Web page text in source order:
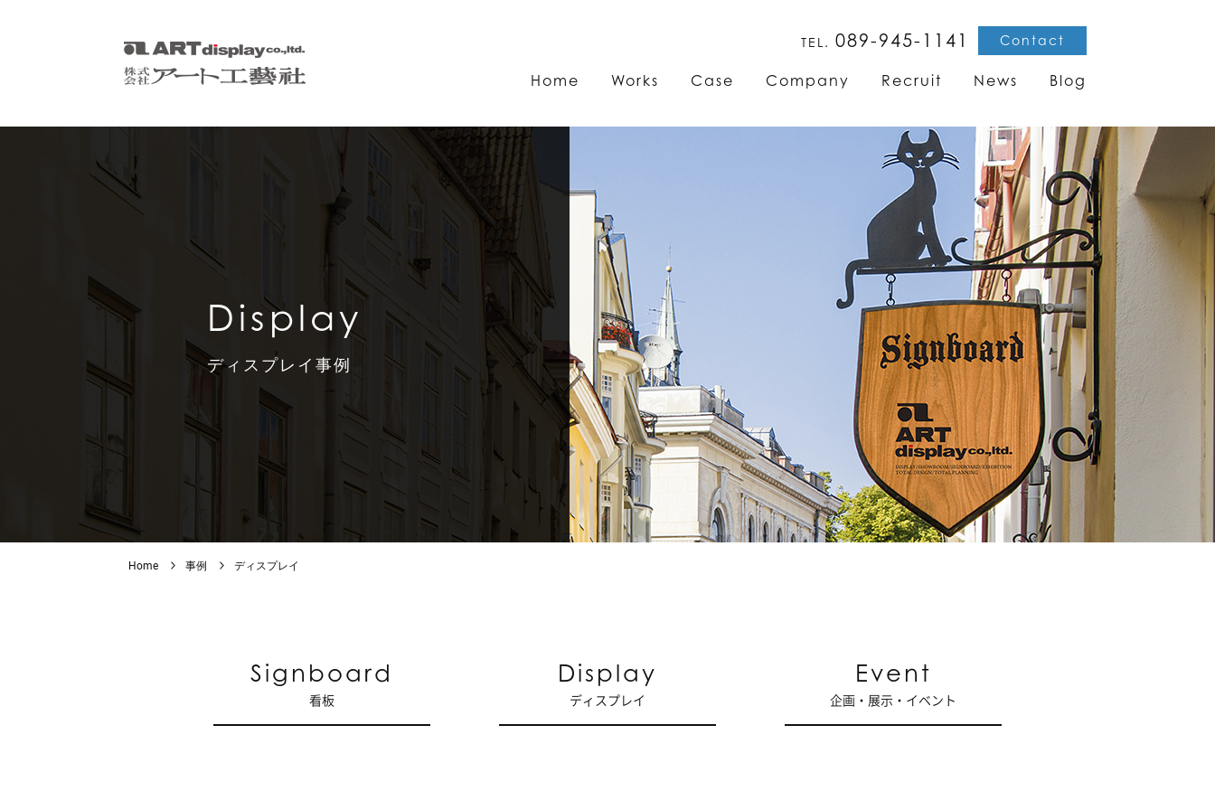
TEL. 089-945-1141 Contact
Home Works Case Company Recruit News Blog
Display
ディスプレイ事例
Home 事例 ディスプレイ
Signboard
看板
Display
ディスプレイ
Event
企画・展示・イベント